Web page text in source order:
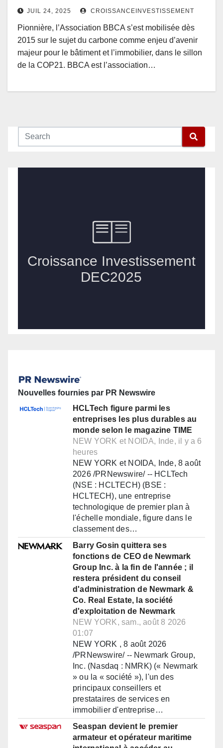
JUIL 24, 2025 CROISSANCEINVESTISSEMENT
Pionnière, l’Association BBCA s’est mobilisée dès
2015 sur le sujet du carbone comme enjeu d’avenir
majeur pour le bâtiment et l’immobilier, dans le sillon
de la COP21. BBCA est l’association…
Nouvelles fournies par PR Newswire
HCLTech figure parmi les
entreprises les plus durables au
monde selon le magazine TIME
NEW YORK et NOIDA, Inde, il y a 6
heures
NEW YORK et NOIDA, Inde, 8 août
2026 /PRNewswire/ -- HCLTech
(NSE : HCLTECH) (BSE :
HCLTECH), une entreprise
technologique de premier plan à
l'échelle mondiale, figure dans le
classement des…
Barry Gosin quittera ses
fonctions de CEO de Newmark
Group Inc. à la fin de l'année ; il
restera président du conseil
d'administration de Newmark &
Co. Real Estate, la société
d'exploitation de Newmark
NEW YORK, sam., août 8 2026
01:07
NEW YORK , 8 août 2026
/PRNewswire/ -- Newmark Group,
Inc. (Nasdaq : NMRK) (« Newmark
» ou la « société »), l'un des
principaux conseillers et
prestataires de services en
immobilier d'entreprise…
Seaspan devient le premier
armateur et opérateur maritime